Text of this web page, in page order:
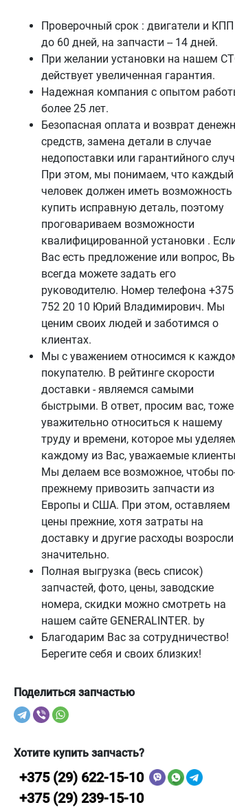
Проверочный срок : двигатели и КПП
до 60 дней, на запчасти -- 14 дней.
При желании установки на нашем
действует увеличенная гарантия.
Надежная компания с опытом
более 25 лет.
Безопасная оплата и возврат
средств, замена детали в случае
недопоставки или гарантийного
При этом, мы понимаем, что каждый
человек должен иметь возможность
купить исправную деталь, поэтому
проговариваем возможности
квалифицированной установки .
Вас есть предложение или вопрос,
всегда можете задать его
руководителю. Номер телефона
752 20 10 Юрий Владимирович. Мы
ценим своих людей и заботимся о
клиентах.
Мы с уважением относимся к
покупателю. В рейтинге скорости
доставки - являемся самыми
быстрыми. В ответ, просим вас, тоже
уважительно относиться к нашему
труду и времени, которое мы
каждому из Вас, уважаемые
Мы делаем все возможное, чтобы
прежнему привозить запчасти из
Европы и США. При этом, оставляем
цены прежние, хотя затраты на
доставку и другие расходы возросли
значительно.
Полная выгрузка (весь список)
запчастей, фото, цены, заводские
номера, скидки можно смотреть на
нашем сайте GENERALINTER. by
Благодарим Вас за сотрудничество!
Берегите себя и своих близких!
Поделиться запчастью
Хотите купить запчасть?
+375 (29) 622-15-10
+375 (29) 239-15-10